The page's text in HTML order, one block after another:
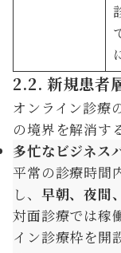
2.2. 新規患者
オンライン診療
の境界を解消す
多忙なビジネス
平常の診療時間
し、 早朝、夜間
対面診療では稼
イン診療枠を開